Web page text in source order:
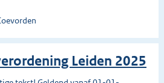
Leiden 2025